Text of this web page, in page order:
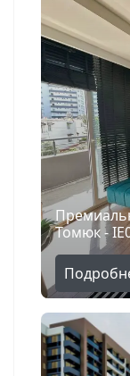
Томюк -